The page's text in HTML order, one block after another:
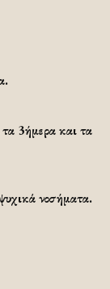
3ήμερα και τα
νοσήματα.